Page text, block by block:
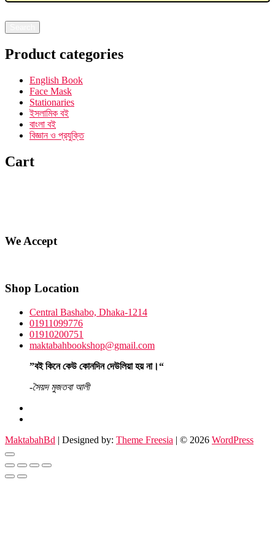
Product categories
English Book
Face Mask
Stationaries
ইসলামিক বই
বাংলা বই
বিজ্ঞান ও প্রযুক্তি
Cart
We Accept
Shop Location
Central Bashabo, Dhaka-1214
01911099776
01910200751
maktabahbookshop@gmail.com
”বই কিনে কেউ কোনদিন দেউলিয়া হয় না।“
-সৈয়দ মুজতবা আলী
MaktabahBd | Designed by: Theme Freesia | © 2026 WordPress
Go
to
top